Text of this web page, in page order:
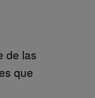
de las
que